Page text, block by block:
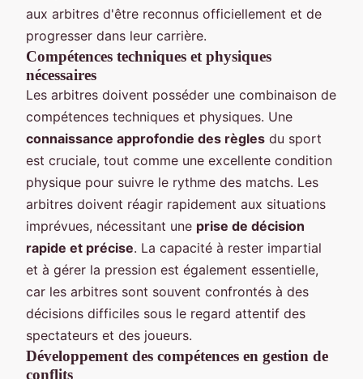
aux arbitres d'être reconnus officiellement et de
progresser dans leur carrière.
Compétences techniques et physiques
nécessaires
Les arbitres doivent posséder une combinaison de
compétences techniques et physiques. Une
connaissance approfondie des règles du sport
est cruciale, tout comme une excellente condition
physique pour suivre le rythme des matchs. Les
arbitres doivent réagir rapidement aux situations
imprévues, nécessitant une prise de décision
rapide et précise. La capacité à rester impartial
et à gérer la pression est également essentielle,
car les arbitres sont souvent confrontés à des
décisions difficiles sous le regard attentif des
spectateurs et des joueurs.
Développement des compétences en gestion de
conflits